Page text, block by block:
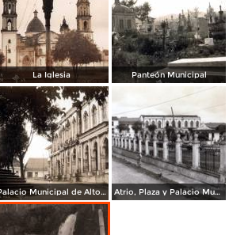
La Iglesia Panteón Municipal
Palacio Municipal de Altotonga Atrio, Plaza y Palacio Municipal de Altotonga